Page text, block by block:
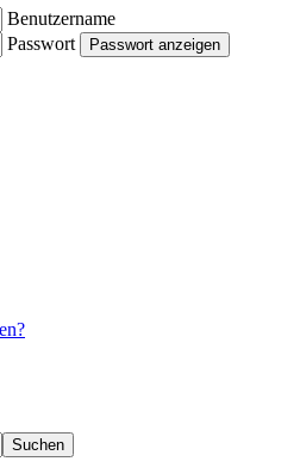
Benutzername
Passwort
Passwort anzeigen
Suchen